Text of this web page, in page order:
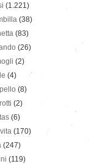
(1.221)
(38)
(83)
(26)
(2)
(4)
(8)
(2)
(6)
(170)
(247)
(119)